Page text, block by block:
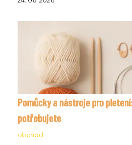
Pomůcky a nástroje pro
potřebujete
obchod